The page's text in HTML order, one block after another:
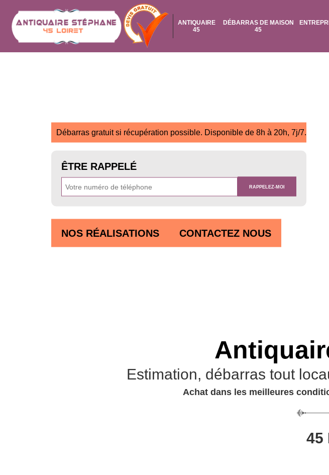
ANTIQUAIRE
45
DÉBARRAS DE MAISON
45
Débarras gratuit si récupération possible. Disponible de 8h à 20h, 7j/7.
ÊTRE RAPPELÉ
NOS RÉALISATIONS CONTACTEZ NOUS
Estimation, débarras tout
Achat dans les meilleures
45